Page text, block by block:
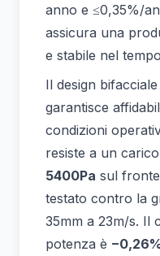
anno e ≤0,35%/
assicura una
e stabile nel
Il design
garantisce
condizioni
resiste a un
5400Pa sul
testato contro la
35mm a 23m/s. Il
potenza è